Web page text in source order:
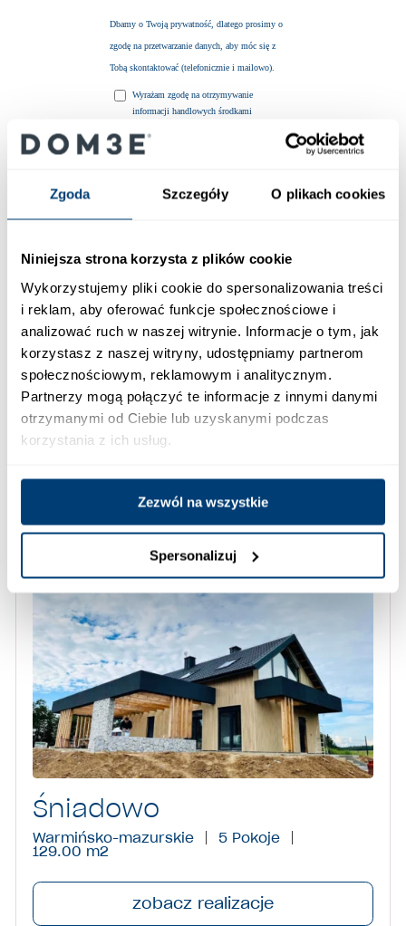
Zgoda Szczegóły O plikach cookies
Niniejsza strona korzysta z plików cookie
Wykorzystujemy pliki cookie do spersonalizowania treści
i reklam, aby oferować funkcje społecznościowe i
analizować ruch w naszej witrynie. Informacje o tym, jak
korzystasz z naszej witryny, udostępniamy partnerom
społecznościowym, reklamowym i analitycznym.
Partnerzy mogą połączyć te informacje z innymi danymi
otrzymanymi od Ciebie lub uzyskanymi podczas
korzystania z ich usług.
Zezwól na wszystkie
Spersonalizuj
Realizacje
Śniadowo
Warmińsko-mazurskie 5 Pokoje
129.00 m2